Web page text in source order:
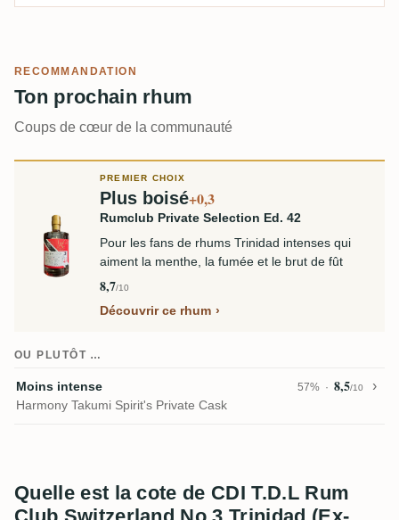
RECOMMANDATION
Ton prochain rhum
Coups de cœur de la communauté
PREMIER CHOIX
Plus boisé+0,3
Rumclub Private Selection Ed. 42
Pour les fans de rhums Trinidad intenses qui
aiment la menthe, la fumée et le brut de fût
8,7/10
Découvrir ce rhum
OU PLUTÔT …
Moins intense 57% 8,5/10
Harmony Takumi Spirit's Private Cask
Quelle est la cote de CDI T.D.L Rum